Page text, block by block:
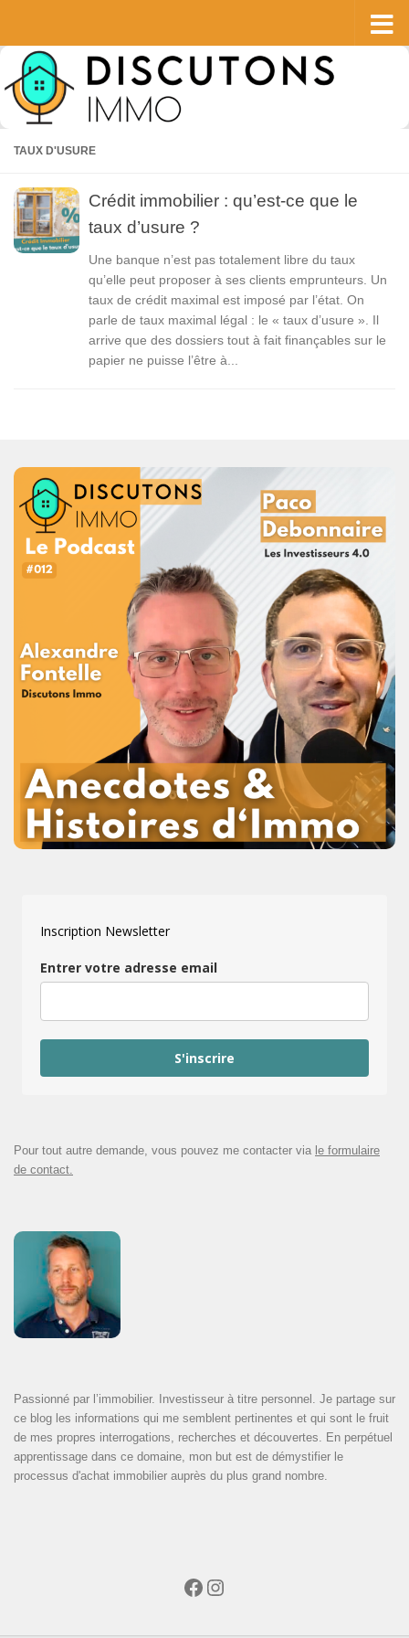
TAUX D'USURE
Crédit immobilier : qu’est-ce que le
taux d’usure ?
Une banque n’est pas totalement libre du taux
qu’elle peut proposer à ses clients emprunteurs. Un
taux de crédit maximal est imposé par l’état. On
parle de taux maximal légal : le « taux d’usure ». Il
arrive que des dossiers tout à fait finançables sur le
papier ne puisse l’être à...
Inscription Newsletter
Entrer votre adresse email
S'inscrire
Pour tout autre demande, vous pouvez me contacter via le formulaire
de contact.
Passionné par l’immobilier. Investisseur à titre personnel. Je partage sur
ce blog les informations qui me semblent pertinentes et qui sont le fruit
de mes propres interrogations, recherches et découvertes. En perpétuel
apprentissage dans ce domaine, mon but est de démystifier le
processus d'achat immobilier auprès du plus grand nombre.
Facebook
Instagram